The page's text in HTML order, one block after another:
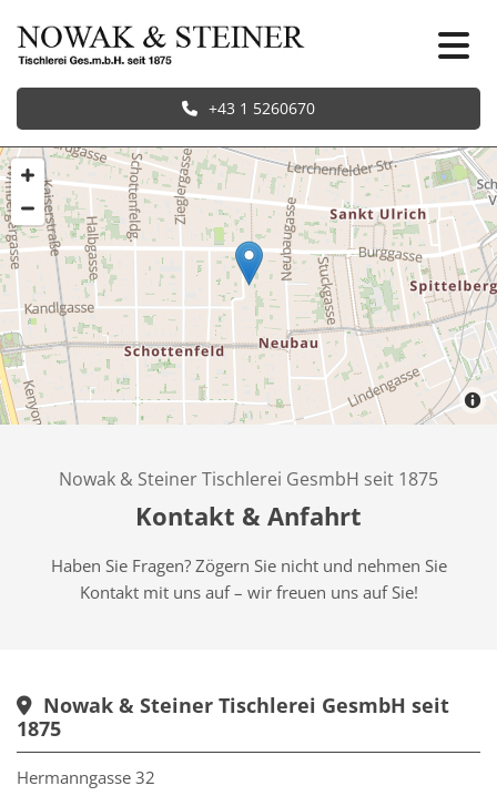
+43 1 5260670
Nowak & Steiner Tischlerei GesmbH seit 1875
Kontakt & Anfahrt
Haben Sie Fragen? Zögern Sie nicht und nehmen Sie
Kontakt mit uns auf – wir freuen uns auf Sie!

Nowak & Steiner Tischlerei GesmbH seit
1875
Hermanngasse 32